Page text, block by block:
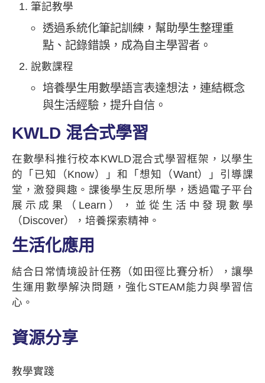
筆記教學
透過系統化筆記訓練，幫助學生整理重
點、記錄錯誤，成為自主學習者。
說數課程
培養學生用數學語言表達想法，連結概念
與生活經驗，提升自信。
KWLD 混合式學習
在數學科推行校本KWLD混合式學習框架，以學生
的「已知（Know）」和「想知（Want）」引導課
堂，激發興趣。課後學生反思所學，透過電子平台
展示成果（Learn），並從生活中發現數學
（Discover），培養探索精神。
生活化應用
結合日常情境設計任務（如田徑比賽分析），讓學
生運用數學解決問題，強化STEAM能力與學習信
心。
資源分享
教學實踐